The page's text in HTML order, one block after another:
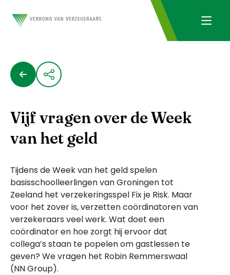
Vijf vragen over de Week
van het geld
Tijdens de Week van het geld spelen
basisschoolleerlingen van Groningen tot
Zeeland het verzekeringsspel Fix je Risk. Maar
voor het zover is, verzetten coördinatoren van
verzekeraars veel werk. Wat doet een
coördinator en hoe zorgt hij ervoor dat
collega’s staan te popelen om gastlessen te
geven? We vragen het Robin Remmerswaal
(NN Group).